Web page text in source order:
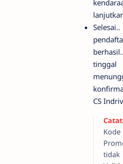
Selesai..
berhasil..
tinggal
CS
Kode
tidak